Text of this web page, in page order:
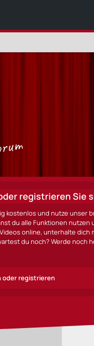
registrieren Sie
kostenlos und nutze unser
du alle Funktionen nutzen
online, unterhalte
du noch? Werde noch
oder registrieren